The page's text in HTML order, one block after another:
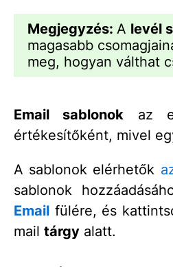
Megjegyzés: A levél
magasabb
meg, hogyan válthat
Email sablonok az
értékesítőként, mivel
A sablonok elérhetők
sablonok
Email fülére, és
mail tárgy alatt.